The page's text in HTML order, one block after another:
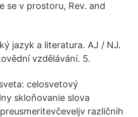
se v prostoru, Rev. and
jazyk a literatura. AJ / NJ.
vzdělávání. 5.
celosvetový
skloňovanie slova
različnih